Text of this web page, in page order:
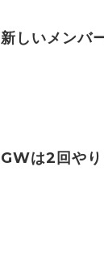
新しいメンバ
GWは2回やり